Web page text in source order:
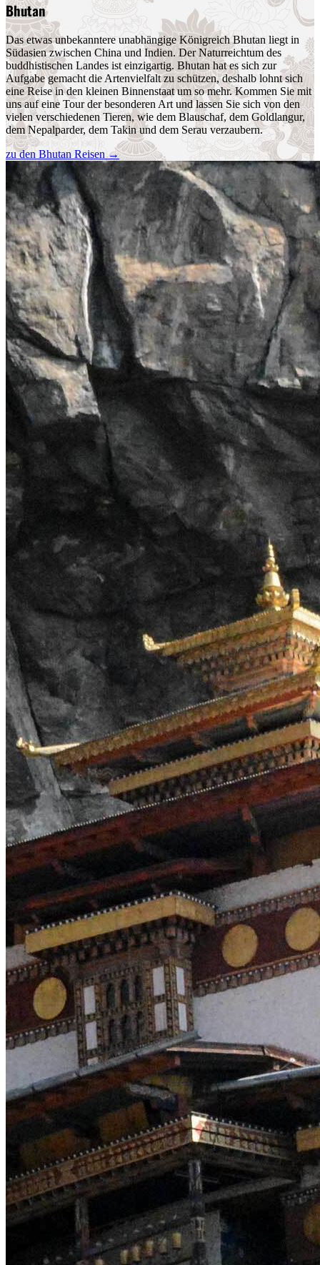
Bhutan
Das etwas unbekanntere unabhängige Königreich Bhutan liegt in
Südasien zwischen China und Indien. Der Naturreichtum des
buddhistischen Landes ist einzigartig. Bhutan hat es sich zur
Aufgabe gemacht die Artenvielfalt zu schützen, deshalb lohnt sich
eine Reise in den kleinen Binnenstaat um so mehr. Kommen Sie mit
uns auf eine Tour der besonderen Art und lassen Sie sich von den
vielen verschiedenen Tieren, wie dem Blauschaf, dem Goldlangur,
dem Nepalparder, dem Takin und dem Serau verzaubern.
zu den Bhutan Reisen→